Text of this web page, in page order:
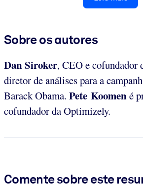
Sobre os autores
DanSiroker, CEO e
diretor de análises para a
Barack Obama. Pete Koomené
cofundador da Optimizely.
Comente sobre este